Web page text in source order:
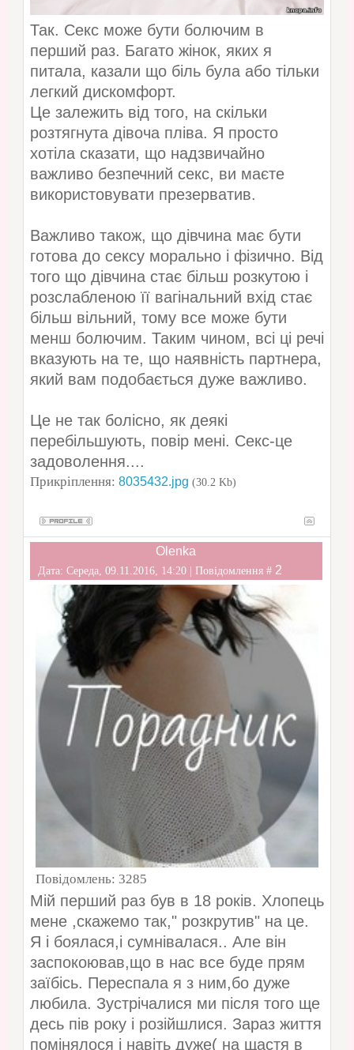
Так. Секс може бути болючим в
перший раз. Багато жінок, яких я
питала, казали що біль була або тільки
легкий дискомфорт.
Це залежить від того, на скільки
розтягнута дівоча пліва. Я просто
хотіла сказати, що надзвичайно
важливо безпечний секс, ви маєте
використовувати презерватив.
Важливо також, що дівчина має бути
готова до сексу морально і фізично. Від
того що дівчина стає більш розкутою і
розслабленою її вагінальний вхід стає
більш вільний, тому все може бути
менш болючим. Таким чином, всі ці речі
вказують на те, що наявність партнера,
який вам подобається дуже важливо.
Це не так болісно, як деякі
перебільшують, повір мені. Секс-це
задоволення....
Прикріплення: 8035432.jpg (30.2 Kb)
Olenka
Дата: Середа, 09.11.2016, 14:20 | Повідомлення # 2
Повідомлень: 3285
Мій перший раз був в 18 років. Хлопець
мене ,скажемо так," розкрутив" на це.
Я і боялася,і сумнівалася.. Але він
заспокоював,що в нас все буде прям
заїбісь. Переспала я з ним,бо дуже
любила. Зустрічалися ми після того ще
десь пів року і розійшлися. Зараз життя
помінялося і навіть дуже( на щастя в